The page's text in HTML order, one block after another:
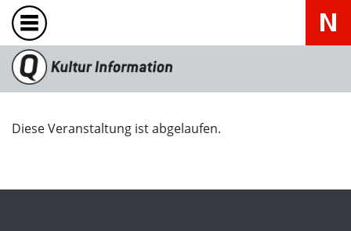
Diese Veranstaltung ist abgelaufen.